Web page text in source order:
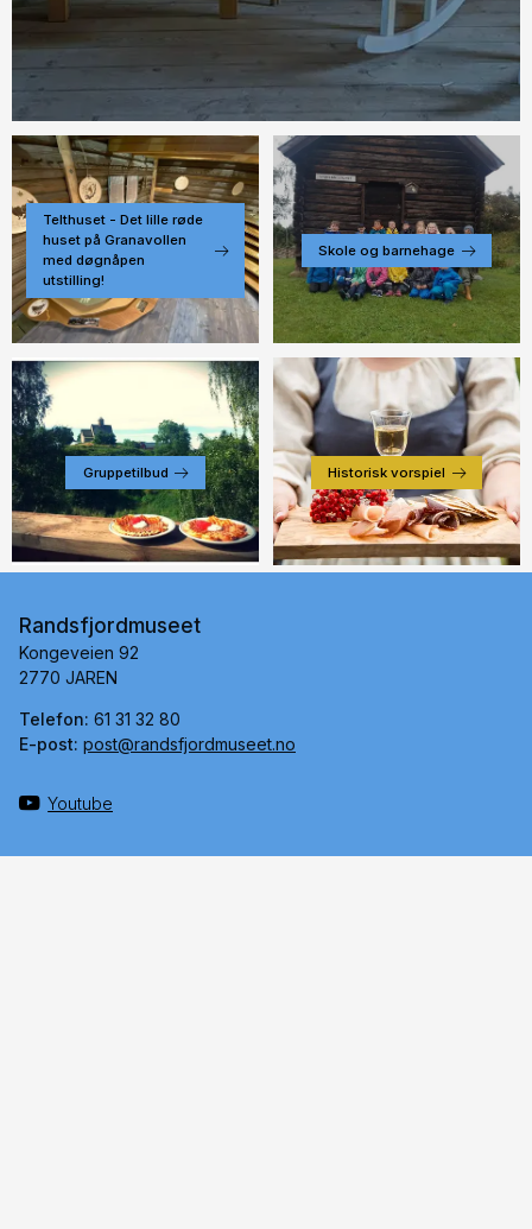
Telthuset - Det lille røde
huset på Granavollen
med døgnåpen
utstilling!
Skole og barnehage
Gruppetilbud Historisk vorspiel
Randsfjordmuseet
Kongeveien 92
2770 JAREN
Telefon: 61 31 32 80
E-post: post@randsfjordmuseet.no
Youtube